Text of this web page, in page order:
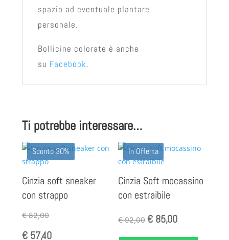
spazio ad eventuale plantare
personale.
Bollicine colorate è anche
su Facebook.
Ti potrebbe interessare…
Sconto 30%
Cinzia soft sneaker
con strappo
€82,00
€57,40
In Offerta
Cinzia Soft mocassino
con estraibile
€92,00
Il
€ 85,00Il